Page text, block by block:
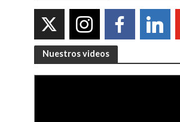
Nuestros videos